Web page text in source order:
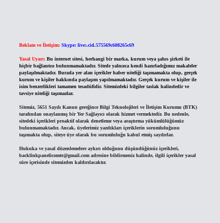
Reklam ve İletişim: Skype: live:.cid.575569c608265c69
Yasal Uyarı: Bu internet sitesi, herhangi bir marka, kurum veya şahıs şirketi ile
hiçbir bağlantısı bulunmamaktadır. Sitede yalnızca kendi hazırladığımız makaleler
paylaşılmaktadır. Burada yer alan içerikler haber niteliği taşımamakta olup, gerçek
kurum ve kişiler hakkında paylaşım yapılmamaktadır. Gerçek kurum ve kişiler ile
isim benzerlikleri tamamen tesadüfidir. Sitemizdeki bilgiler taslak halindedir ve
tavsiye niteliği taşımazlar.
Sitemiz, 5651 Sayılı Kanun gereğince Bilgi Teknolojileri ve İletişim Kurumu (BTK)
tarafından onaylanmış bir Yer Sağlayıcı olarak hizmet vermektedir. Bu nedenle,
sitedeki içerikleri proaktif olarak denetleme veya araştırma yükümlülüğümüz
bulunmamaktadır. Ancak, üyelerimiz yazdıkları içeriklerin sorumluluğunu
taşımakta olup, siteye üye olarak bu sorumluluğu kabul etmiş sayılırlar.
Hukuka ve yasal düzenlemelere aykırı olduğunu düşündüğünüz içerikleri,
backlinkpanelicomtr@gmail.comadresine bildirmeniz halinde, ilgili içerikler yasal
süre içerisinde sitemizden kaldırılacaktır.